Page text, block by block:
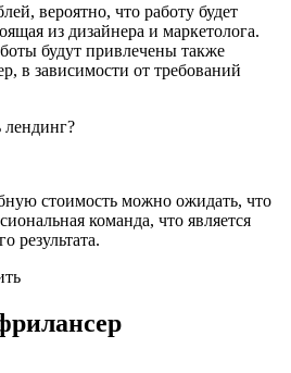
вероятно, что работу будет
из дизайнера и маркетолога.
будут привлечены также
в зависимости от требований
стоимость можно ожидать, что
команда, что является
результата.